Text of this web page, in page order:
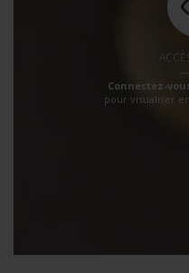
Connectez-
pour visualiser